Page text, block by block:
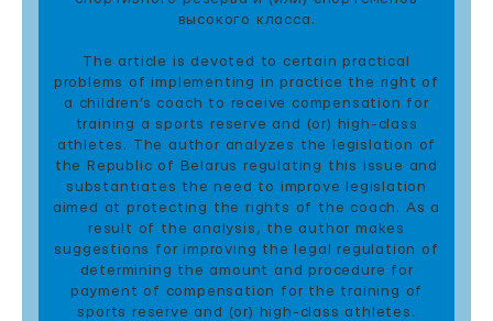
высокого класса.
The article is devoted to certain practical
problems of implementing in practice the right of
a children’s coach to receive compensation for
training a sports reserve and (or) high-class
athletes. The author analyzes the legislation of
the Republic of Belarus regulating this issue and
substantiates the need to improve legislation
aimed at protecting the rights of the coach. As a
result of the analysis, the author makes
suggestions for improving the legal regulation of
determining the amount and procedure for
payment of compensation for the training of
sports reserve and (or) high-class athletes.